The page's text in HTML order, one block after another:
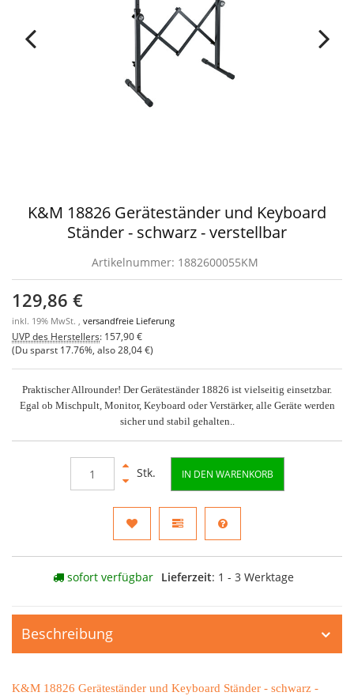
K&M 18826 Geräteständer und Keyboard
Ständer - schwarz - verstellbar
Artikelnummer: 1882600055KM
129,86 €
inkl. 19% MwSt. , versandfreie Lieferung
UVP des Herstellers: 157,90 €
(Du sparst 17.76% , also 28,04 €)
Praktischer Allrounder! Der Geräteständer 18826 ist vielseitig einsetzbar.
Egal ob Mischpult, Monitor, Keyboard oder Verstärker, alle Geräte werden
sicher und stabil gehalten..
Stk. IN DEN WARENKORB
sofort verfügbar Lieferzeit: 1 - 3 Werktage
Beschreibung
K&M 18826 Geräteständer und Keyboard Ständer - schwarz -